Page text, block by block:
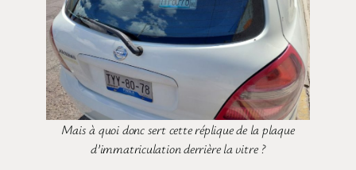
Mais à quoi donc sert cette réplique de la plaque
d’immatriculation derrière la vitre ?